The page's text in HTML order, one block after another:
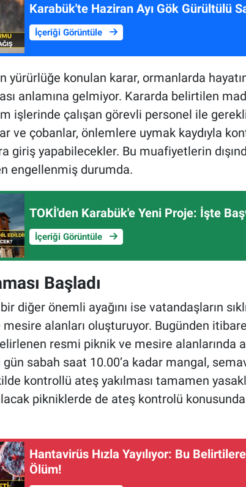
Karabük'te Haziran Ayı Gök Gürültülü
İçeriği Görüntüle
yürürlüğe konulan karar, ormanlarda
anlamına gelmiyor. Kararda belirtilen
işlerinde çalışan görevli personel ile
ve çobanlar, önlemlere uymak kaydıyla
giriş yapabilecekler. Bu muafiyetlerin
engellenmiş durumda.
TOKİ'den Karabük'e Yeni Proje: İşte
İçeriği Görüntüle
Başladı
bir diğer önemli ayağını ise vatandaşların
alanları oluşturuyor. Bugünden
resmi piknik ve mesire alanlarında
gün sabah saat 10.00’a kadar mangal,
kontrollü ateş yakılması tamamen
pikniklerde de ateş kontrolü konusunda
Hantavirüs Hızla Yayılıyor: Bu
Ölüm!